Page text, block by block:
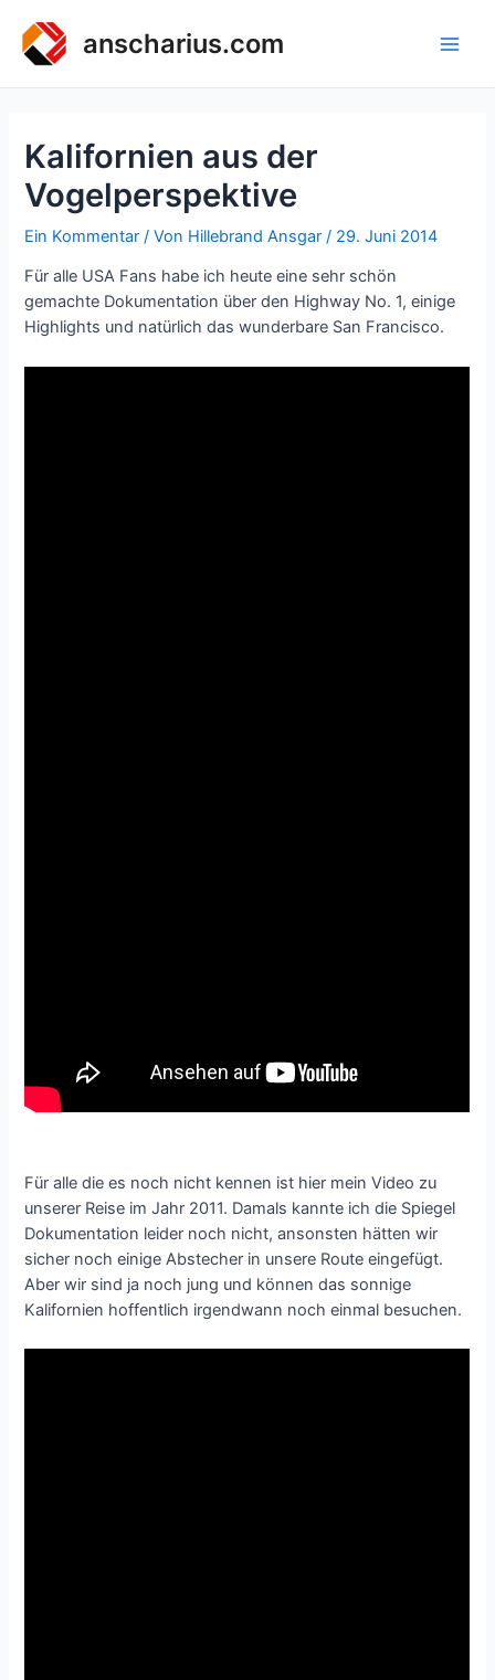
Inhalt
springen
anscharius.com
Kalifornien aus der
Vogelperspektive
Ein Kommentar / Von Hillebrand Ansgar / 29. Juni 2014
Für alle USA Fans habe ich heute eine sehr schön
gemachte Dokumentation über den Highway No. 1, einige
Highlights und natürlich das wunderbare San Francisco.
Für alle die es noch nicht kennen ist hier mein Video zu
unserer Reise im Jahr 2011. Damals kannte ich die Spiegel
Dokumentation leider noch nicht, ansonsten hätten wir
sicher noch einige Abstecher in unsere Route eingefügt.
Aber wir sind ja noch jung und können das sonnige
Kalifornien hoffentlich irgendwann noch einmal besuchen.